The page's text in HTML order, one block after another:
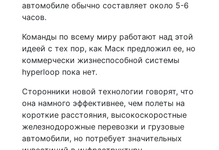
автомобиле обычно составляет около 5-6
часов.
Команды по всему миру работают над этой
идеей с тех пор, как Маск предложил ее, но
коммерчески жизнеспособной системы
hyperloop пока нет.
Сторонники новой технологии говорят, что
она намного эффективнее, чем полеты на
короткие расстояния, высокоскоростные
железнодорожные перевозки и грузовые
автомобили, но потребует значительных